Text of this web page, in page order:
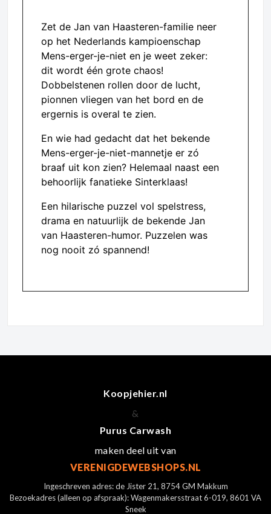
Zet de Jan van Haasteren-familie neer
op het Nederlands kampioenschap
Mens-erger-je-niet en je weet zeker:
dit wordt één grote chaos!
Dobbelstenen rollen door de lucht,
pionnen vliegen van het bord en de
ergernis is overal te zien.
En wie had gedacht dat het bekende
Mens-erger-je-niet-mannetje er zó
braaf uit kon zien? Helemaal naast een
behoorlijk fanatieke Sinterklaas!
Een hilarische puzzel vol spelstress,
drama en natuurlijk de bekende Jan
van Haasteren-humor. Puzzelen was
nog nooit zó spannend!
Koopjehier.nl
&
Purus Carwash
maken deel uit van
VERENIGDEWEBSHOPS.NL
Ingeschreven adres: de Jister 21, 8754 GM Makkum
Bezoekadres (alleen op afspraak): Wagenmakersstraat 6-019, 8601 VA
Sneek